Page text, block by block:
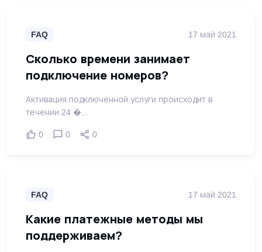
FAQ 17 май 2021
Сколько времени занимает
подключение номеров?
Активация подключенной услуги происходит в
течении 24 �...
0 0 0
FAQ 17 май 2021
Какие платежные методы мы
поддерживаем?